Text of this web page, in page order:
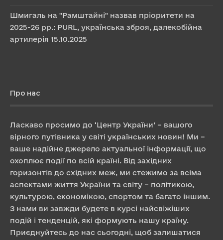
Шмигаль на "Рамштайні" назвав пріоритети на
2025-26 рр.: PURL, українська зброя, далекобійна
артилерія 15.10.2025
Про нас
Ласкаво просимо до ‘Центр України’ – вашого
вірного путівника у світі українських новин! Ми –
ваше надійне джерело актуальної інформації, що
охоплює події по всій країні. Від західних
горизонтів до східних меж, ми стежимо за всіма
аспектами життя України та світу – політикою,
культурою, економікою, спортом та багато іншим.
З нами ви завжди будете в курсі найсвіжіших
подій і тенденцій, які формують нашу країну.
Приєднуйтесь до нас сьогодні, щоб залишатися